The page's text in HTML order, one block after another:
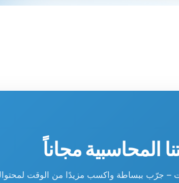
المحاسبية مجاناً
– جرّب ببساطة واكسب مزيدًا من الوقت